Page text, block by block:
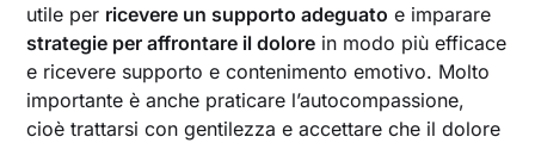
utile per ricevere un supporto adeguato e imparare
strategie per affrontare il dolore in modo più efficace
e ricevere supporto e contenimento emotivo. Molto
importante è anche praticare l’autocompassione,
cioè trattarsi con gentilezza e accettare che il dolore